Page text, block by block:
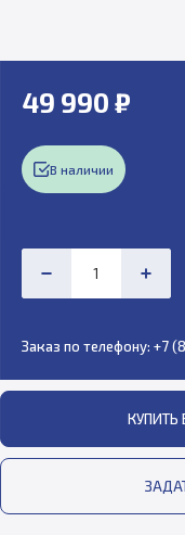
49 990 ₽
В наличии
Заказ по телефону: +7
КУПИТЬ